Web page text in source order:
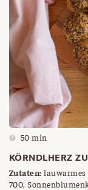
50 min
KÖRNDLHERZ
Zutaten: lauwarmes
700,